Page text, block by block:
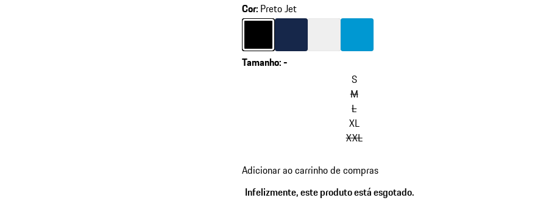
Cor: Preto Jet
CorPreto Jet
Cor Azul Escuro
Cor Branco
Cor Azul Miami
Tamanho:-
S
M
L
XL
XXL
Adicionar ao carrinho de compras
Infelizmente, este produto está esgotado.